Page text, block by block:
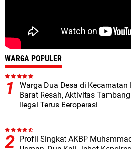
WARGA POPULER
Warga Dua Desa di Kecamatan
Barat Resah, Aktivitas
Ilegal Terus Beroperasi
Profil Singkat AKBP